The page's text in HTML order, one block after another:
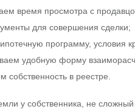
время просмотра с
для совершения сделки;
программу, условия
удобную форму
собственность в реестре.
у собственника, не